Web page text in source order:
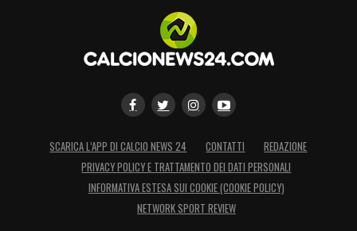
SCARICA L’APP DI CALCIO NEWS 24 CONTATTI
REDAZIONE
PRIVACY POLICY E TRATTAMENTO DEI DATI PERSONALI
INFORMATIVA ESTESA SUI COOKIE (COOKIE POLICY)
NETWORK SPORT REVIEW